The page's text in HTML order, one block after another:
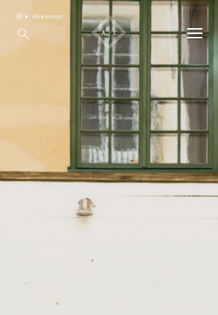
Våra hem
Sälj med oss
Bevakning
Franchise
Om oss
Jobba med oss
Våra kontor